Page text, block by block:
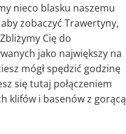
nieco blasku naszemu
zobaczyć Trawertyny,
Cię do
jako największy na
mógł spędzić godzinę
się tutaj połączeniem
klifów i basenów z gorącą